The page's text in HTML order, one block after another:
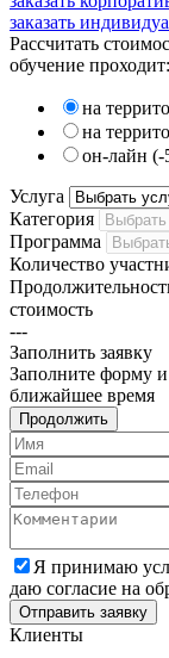
заказать
Рассчитать
обучение проходит:
на
на
он-лайн (-
Услуга
Категория
Программа
Количество
стоимость
---
Заполнить заявку
Заполните форму
ближайшее время
Продолжить
Я принимаю
даю согласие на
Клиенты